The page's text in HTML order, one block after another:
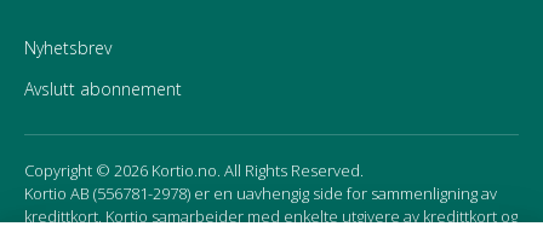
Nyhetsbrev
Avslutt abonnement
Copyright © 2026 Kortio.no. All Rights Reserved.
Kortio AB (556781-2978) er en uavhengig side for sammenligning av
kredittkort. Kortio samarbeider med enkelte utgivere av kredittkort og